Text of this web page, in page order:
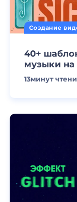
Создание
40+
музыки на
13минут